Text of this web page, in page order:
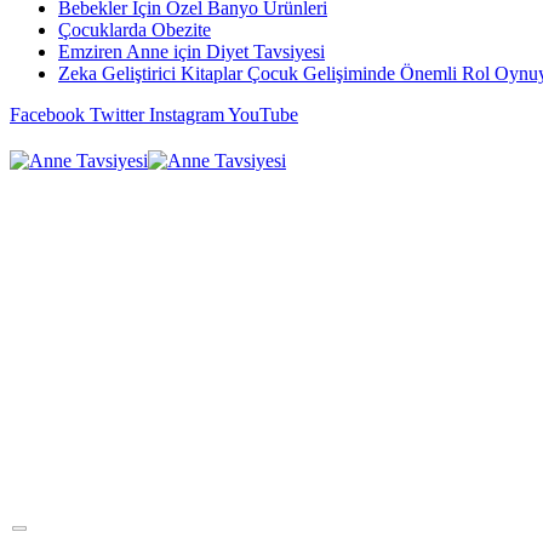
Bebekler İçin Özel Banyo Ürünleri
Çocuklarda Obezite
Emziren Anne için Diyet Tavsiyesi
Zeka Geliştirici Kitaplar Çocuk Gelişiminde Önemli Rol
Facebook Twitter InstagramYouTube